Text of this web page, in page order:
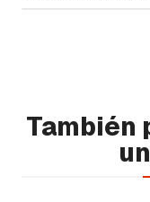
También